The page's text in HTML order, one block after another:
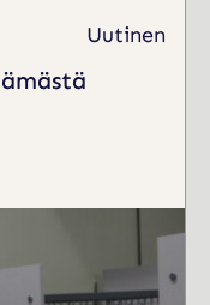
Uutinen